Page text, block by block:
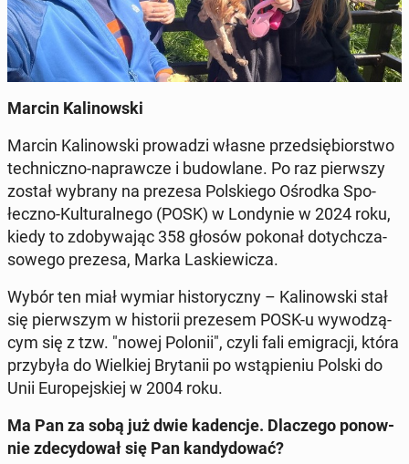
Marcin Ka­li­now­ski
Marcin Ka­li­now­ski pro­wa­dzi własne przed­się­bior­stwo
tech­nicz­no-na­praw­cze i bu­dow­la­ne. Po raz pierw­szy
został wybrany na prezesa Pol­skie­go Ośrodka Spo­
łecz­no-Kul­tu­ral­ne­go (POSK) w Lon­dy­nie w 2024 roku,
kiedy to zdo­by­wa­jąc 358 głosów pokonał do­tych­cza­
so­we­go prezesa, Marka La­skie­wi­cza.
Wybór ten miał wymiar hi­sto­rycz­ny – Ka­li­now­ski stał
się pierw­szym w hi­sto­rii pre­ze­sem POSK-u wy­wo­dzą­
cym się z tzw. "nowej Polonii", czyli fali emi­gra­cji, która
przy­by­ła do Wiel­kiej Bry­ta­nii po wstą­pie­niu Polski do
Unii Eu­ro­pej­skiej w 2004 roku.
Ma Pan za sobą już dwie ka­den­cje. Dla­cze­go po­now­
nie zde­cy­do­wał się Pan kan­dy­do­wać?